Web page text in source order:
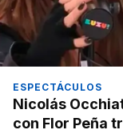
ESPECTÁCULOS
Nicolás
con Flor Peña